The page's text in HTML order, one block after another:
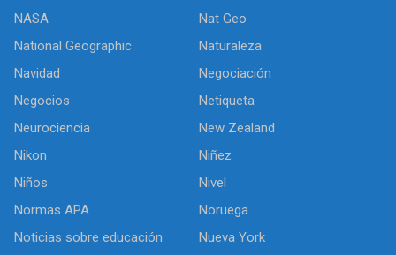
NASA
Nat Geo
National Geographic
Naturaleza
Navidad
Negociación
Negocios
Netiqueta
Neurociencia
New Zealand
Nikon
Niñez
Niños
Nivel
Normas APA
Noruega
Noticias sobre educación
Nueva York